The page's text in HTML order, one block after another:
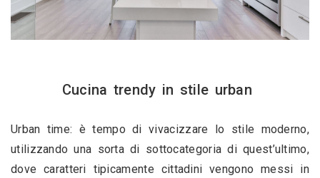
Cucina trendy in stile urban
Urban time: è tempo di vivacizzare lo stile moderno,
utilizzando una sorta di sottocategoria di quest’ultimo,
dove caratteri tipicamente cittadini vengono messi in